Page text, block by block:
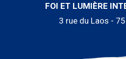
FOI ET LUMIÈRE
3 rue du Laos -